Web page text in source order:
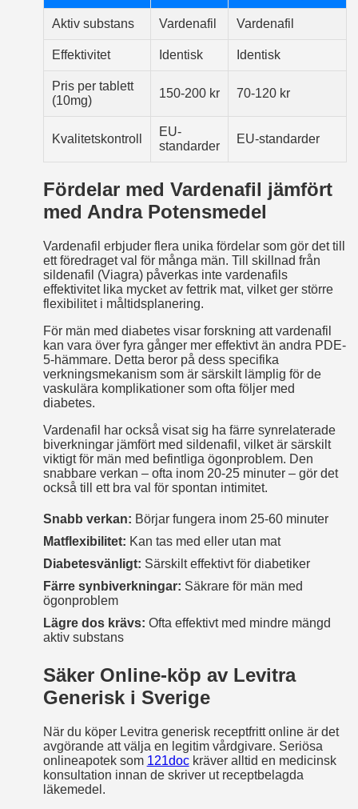
Aktiv substans Vardenafil Vardenafil
Effektivitet Identisk Identisk
Pris per tablett
(10mg)
150-200 kr 70-120 kr
Kvalitetskontroll
EU-
standarder
EU-standarder
Fördelar med Vardenafil jämfört
med Andra Potensmedel
Vardenafil erbjuder flera unika fördelar som gör det till
ett föredraget val för många män. Till skillnad från
sildenafil (Viagra) påverkas inte vardenafils
effektivitet lika mycket av fettrik mat, vilket ger större
flexibilitet i måltidsplanering.
För män med diabetes visar forskning att vardenafil
kan vara över fyra gånger mer effektivt än andra PDE-
5-hämmare. Detta beror på dess specifika
verkningsmekanism som är särskilt lämplig för de
vaskulära komplikationer som ofta följer med
diabetes.
Vardenafil har också visat sig ha färre synrelaterade
biverkningar jämfört med sildenafil, vilket är särskilt
viktigt för män med befintliga ögonproblem. Den
snabbare verkan – ofta inom 20-25 minuter – gör det
också till ett bra val för spontan intimitet.
Snabb verkan: Börjar fungera inom 25-60 minuter
Matflexibilitet: Kan tas med eller utan mat
Diabetesvänligt: Särskilt effektivt för diabetiker
Färre synbiverkningar: Säkrare för män med
ögonproblem
Lägre dos krävs: Ofta effektivt med mindre mängd
aktiv substans
Säker Online-köp av Levitra
Generisk i Sverige
När du köper Levitra generisk receptfritt online är det
avgörande att välja en legitim vårdgivare. Seriösa
onlineapotek som 121dockräver alltid en medicinsk
konsultation innan de skriver ut receptbelagda
läkemedel.